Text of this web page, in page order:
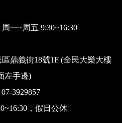
一~周五 9:30~16:30
鼎義街18號1F (全民大樂大樓
左手邊)
3929857
，假日公休